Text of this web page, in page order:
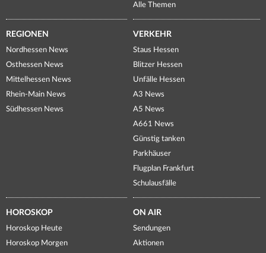
Alle Themen
REGIONEN
Nordhessen News
Osthessen News
Mittelhessen News
Rhein-Main News
Südhessen News
VERKEHR
Staus Hessen
Blitzer Hessen
Unfälle Hessen
A3 News
A5 News
A661 News
Günstig tanken
Parkhäuser
Flugplan Frankfurt
Schulausfälle
HOROSKOP
Horoskop Heute
Horoskop Morgen
ON AIR
Sendungen
Aktionen